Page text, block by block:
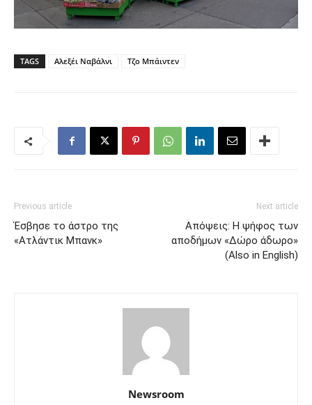
TAGS Αλεξέι Ναβάλνι Τζο Μπάιντεν
Previous article
Έσβησε το άστρο της
«Ατλάντικ Μπανκ»
Next article
Απόψεις: Η ψήφος των
αποδήμων «Δώρο άδωρο»
(Also in English)
Newsroom